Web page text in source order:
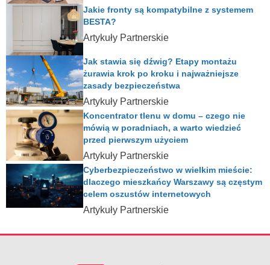
Artykuły Partnerskie
Jakie fronty są kompatybilne z systemem
BESTA?
Artykuły Partnerskie
Jak stawia się dźwig? Etapy montażu
żurawia krok po kroku i najważniejsze
zasady bezpieczeństwa
Artykuły Partnerskie
Koncentrator tlenu w domu – czego nie
mówią w poradniach, a warto wiedzieć
przed pierwszym użyciem
Artykuły Partnerskie
Cyberbezpieczeństwo w wielkim mieście:
dlaczego mieszkańcy Warszawy są częstym
celem oszustów internetowych